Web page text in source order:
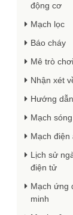
động cơ
Mạch lọc
Báo cháy
Mê trò
Nhận xét
Hướng dẫn
Mạch
Mạch điện
Lịch sử
điện tử
Mạch ứng
minh